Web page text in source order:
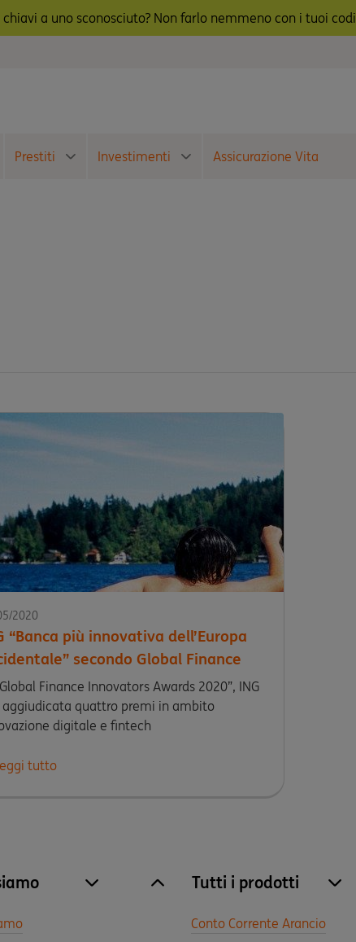
chiavi a uno sconosciuto? Non farlo nemmeno con i tuoi
Prestiti Investimenti Assicurazione Vita
2020
“Banca più innovativa dell’Europa
secondo Global Finance
Finance Innovators Awards 2020”, ING
aggiudicata quattro premi in ambito
digitale e fintech
tutto
site.accordion.apri [it-IT] Chi siamo
Chiudi Chi siamo
Tutti i prodotti
Conto Corrente Arancio